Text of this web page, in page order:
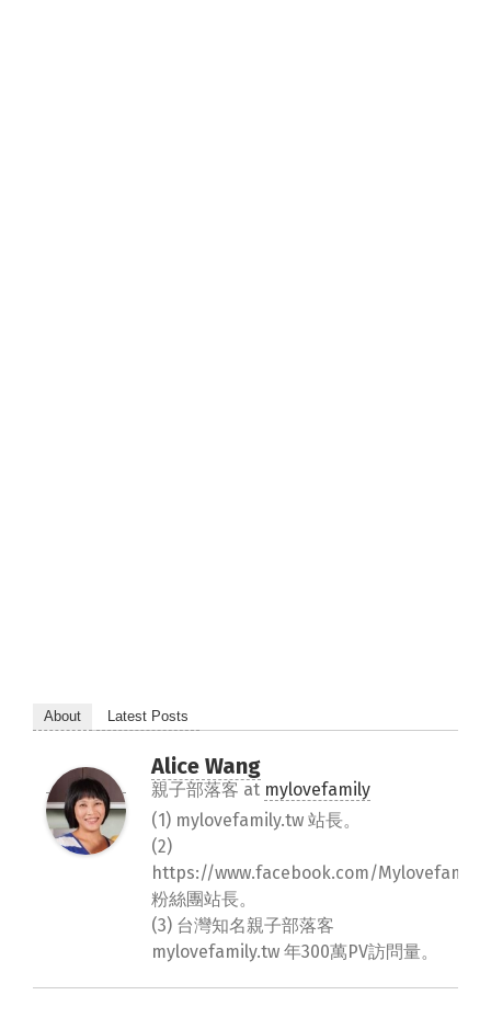
About Latest Posts
Alice Wang
親子部落客 at mylovefamily
(1) mylovefamily.tw 站長。
(2)
https://www.facebook.com/
粉絲團站長。
(3) 台灣知名親子部落客
mylovefamily.tw 年300萬PV訪問量。